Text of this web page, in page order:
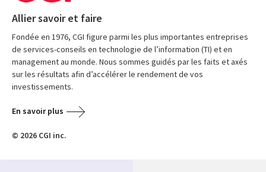
Allier savoir et faire
Fondée en 1976, CGI figure parmi les plus importantes entreprises
de services-conseils en technologie de l’information (TI) et en
management au monde. Nous sommes guidés par les faits et axés
sur les résultats afin d’accélérer le rendement de vos
investissements.
En savoir plus
© 2026 CGI inc.